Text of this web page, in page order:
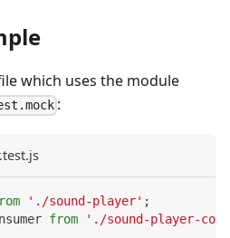
which uses the module
:
'./sound-player' ;
from './sound-player-